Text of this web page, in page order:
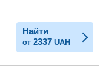
Найти
от 2337 UAH